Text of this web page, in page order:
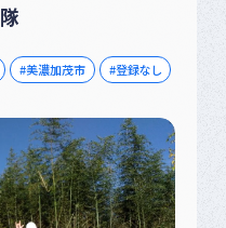
隊
美濃加茂市 登録なし